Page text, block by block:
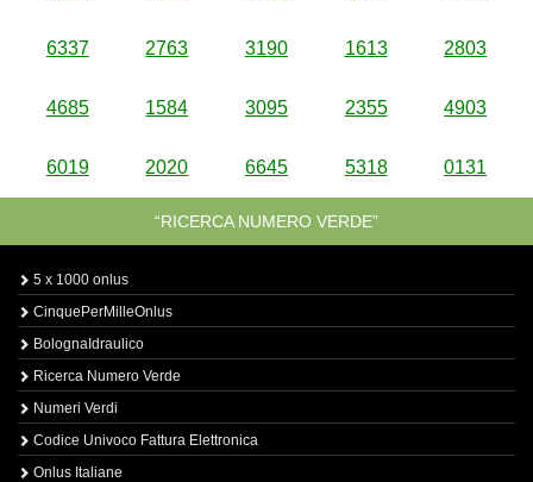
6337 2763 3190 1613 2803
4685 1584 3095 2355 4903
6019 2020 6645 5318 0131
“RICERCA NUMERO VERDE”
5 x 1000 onlus
CinquePerMilleOnlus
BolognaIdraulico
Ricerca Numero Verde
Numeri Verdi
Codice Univoco Fattura Elettronica
Onlus Italiane